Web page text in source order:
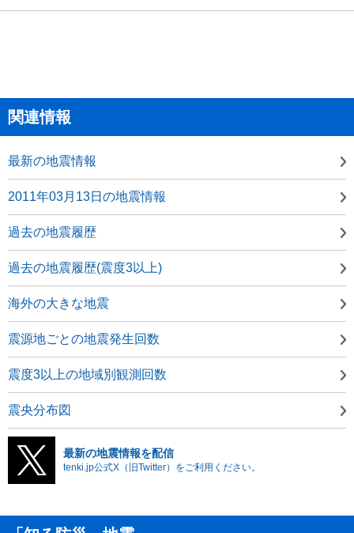
関連情報
最新の地震情報
2011年03月13日の地震情報
過去の地震履歴
過去の地震履歴(震度3以上)
海外の大きな地震
震源地ごとの地震発生回数
震度3以上の地域別観測回数
震央分布図
最新の地震情報を配信
tenki.jp公式X（旧Twitter）をご利用ください。